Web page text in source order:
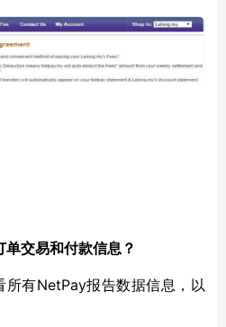
交易和付款信息？
所有NetPay报告数据信息，以